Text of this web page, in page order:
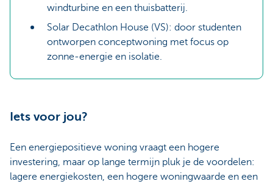
windturbine en een thuisbatterij.
Solar Decathlon House (VS): door studenten
ontworpen conceptwoning met focus op
zonne-energie en isolatie.
Iets voor jou?
Een energiepositieve woning vraagt een hogere
investering, maar op lange termijn pluk je de voordelen:
lagere energiekosten, een hogere woningwaarde en een